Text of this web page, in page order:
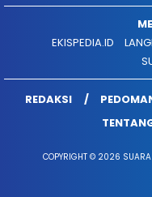
EKISPEDIA.ID
REDAKSI
COPYRIGHT © 2026 SUARA